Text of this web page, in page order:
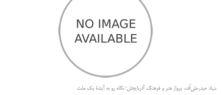
بنیاد حیدرعلی‌اُف، پرواز هنر و فرهنگ آذربایجان؛ نگاه رو به آیندۀ یک ملت